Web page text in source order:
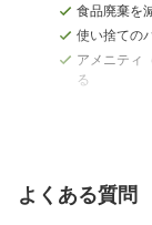
食品廃棄を
使い捨ての
アメニティ
る
よくある質問